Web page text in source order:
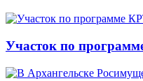
Участок по